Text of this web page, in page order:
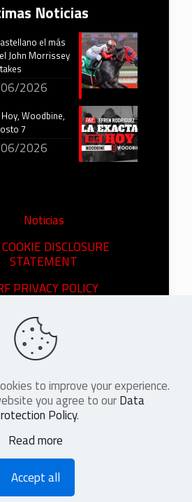
Noticias
el más
John Morrissey
2026
Hoy, Woodbine,
7
2026
Noticias
DISCLOSURE
STATEMENT
PRIVACY POLICY
en Español. All Rights
Reserved
to improve your experience.
you agree to ourData
Policy.
Read more
Accept all